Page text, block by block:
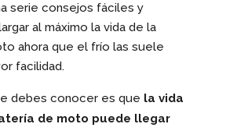
serie consejos fáciles y
al máximo la vida de la
ahora que el frío las suele
facilidad.
debes conocer es que la vida
de moto puede llegar